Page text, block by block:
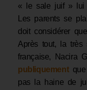
« le sale juif » lui
Les parents se
doit considérer
Après tout, la très
française, Nacira
publiquementque
pas la haine de